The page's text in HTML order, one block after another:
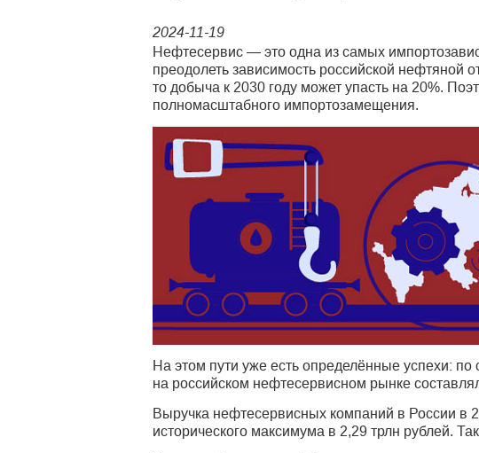
2024-11-19
Нефтесервис — это одна из самых
преодолеть зависимость российской нефтяной
то добыча к 2030 году может упасть на 20%.
полномасштабного импортозамещения.
На этом пути уже есть определённые успехи: по
на российском нефтесервисном рынке
Выручка нефтесервисных компаний в России в
исторического максимума в 2,29 трлн рублей.